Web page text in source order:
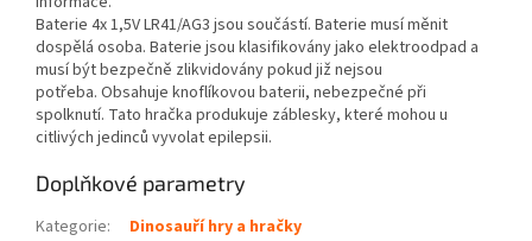
Baterie 4x 1,5V LR41/AG3 jsou součástí. Baterie musí měnit
dospělá osoba. Baterie jsou klasifikovány jako elektroodpad a
musí být bezpečně zlikvidovány pokud již nejsou
potřeba. Obsahuje knoflíkovou baterii, nebezpečné při
spolknutí. Tato hračka produkuje záblesky, které mohou u
citlivých jedinců vyvolat epilepsii.
Doplňkové parametry
Kategorie:
Dinosauří hry a hračky